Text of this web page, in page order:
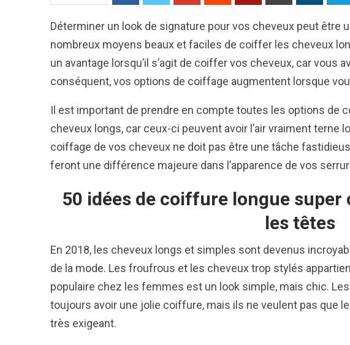
Déterminer un look de signature pour vos cheveux peut être
nombreux moyens beaux et faciles de coiffer les cheveux
un avantage lorsqu’il s’agit de coiffer vos cheveux, car vous
conséquent, vos options de coiffage augmentent lorsque
Il est important de prendre en compte toutes les options de
cheveux longs, car ceux-ci peuvent avoir l’air vraiment terne
coiffage de vos cheveux ne doit pas être une tâche
feront une différence majeure dans l’apparence de vos
50 idées de coiffure longue
les têtes
En 2018, les cheveux longs et simples sont devenus
de la mode. Les froufrous et les cheveux trop stylés
populaire chez les femmes est un look simple, mais chic.
toujours avoir une jolie coiffure, mais ils ne veulent pas que
très exigeant.